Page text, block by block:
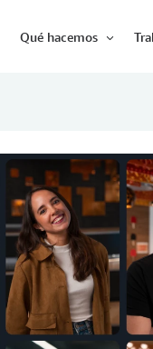
Qué hacemos